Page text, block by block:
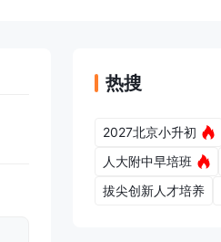
热搜
2027北京小升初
人大附中早培班
拔尖创新人才培养